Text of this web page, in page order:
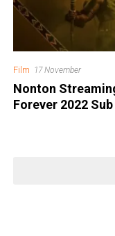
Film 17 November
Nonton
Forever 2022